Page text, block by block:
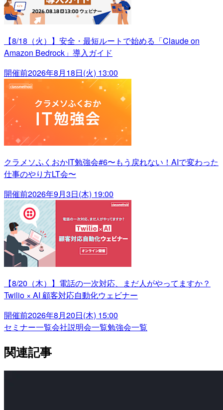
【8/18（火）】安全・最短ルートで始める「Claude on
Amazon Bedrock」導入ガイド
開催前2026年8月18日(火) 13:00
クラメソふくおかIT勉強会#6〜もう戻れない！AIで変わった
仕事のやり方LT会〜
開催前2026年9月3日(木) 19:00
【8/20（木）】電話の一次対応、まだ人がやってますか？
Twilio × AI 顧客対応自動化ウェビナー
開催前2026年8月20日(木) 15:00
セミナー一覧会社説明会一覧勉強会一覧
関連記事